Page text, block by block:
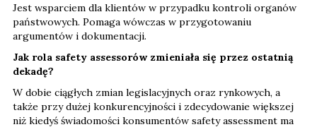
Jest wsparciem dla klientów w przypadku kontroli organów
państwowych. Pomaga wówczas w przygotowaniu
argumentów i dokumentacji.
Jak rola safety assessorów zmieniała się przez ostatnią
dekadę?
W dobie ciągłych zmian legislacyjnych oraz rynkowych, a
także przy dużej konkurencyjności i zdecydowanie większej
niż kiedyś świadomości konsumentów safety assessment ma